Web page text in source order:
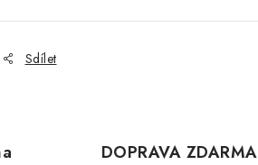
Sdílet
DOPRAVA ZDARMA